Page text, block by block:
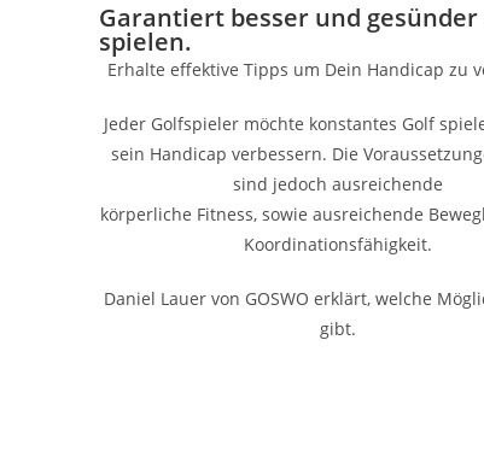
Garantiert besser und gesünder
spielen.
Erhalte effektive Tipps um Dein Handicap zu
Jeder Golfspieler möchte konstantes Golf
sein Handicap verbessern. Die
sind jedoch ausreichende
körperliche Fitness, sowie ausreichende
Koordinationsfähigkeit.
Daniel Lauer von GOSWO erklärt, welche
gibt.